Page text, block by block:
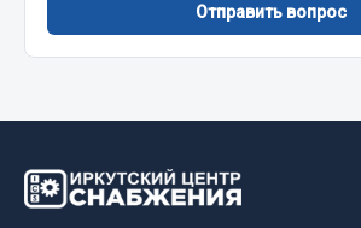
Запчасти МАЗ
Система питания
Подвеска
Отправить вопрос